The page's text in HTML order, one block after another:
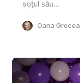
soțul său...
Oana Grecea